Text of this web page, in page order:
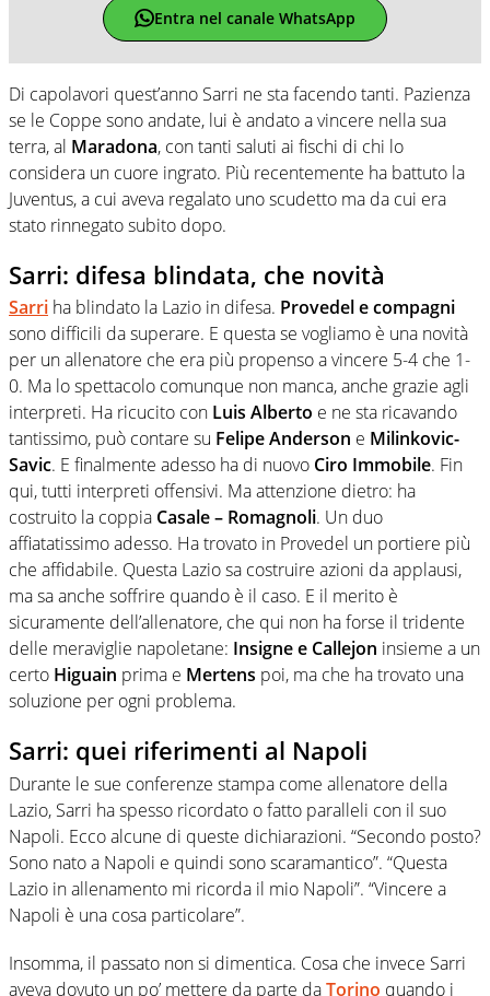
Entra nel canale WhatsApp
Di capolavori quest’anno Sarri ne sta facendo tanti. Pazienza
se le Coppe sono andate, lui è andato a vincere nella sua
terra, al Maradona, con tanti saluti ai fischi di chi lo
considera un cuore ingrato. Più recentemente ha battuto la
Juventus, a cui aveva regalato uno scudetto ma da cui era
stato rinnegato subito dopo.
Sarri: difesa blindata, che novità
Sarri ha blindato la Lazio in difesa. Provedel e compagni
sono difficili da superare. E questa se vogliamo è una novità
per un allenatore che era più propenso a vincere 5-4 che 1-
0. Ma lo spettacolo comunque non manca, anche grazie agli
interpreti. Ha ricucito con Luis Alberto e ne sta ricavando
tantissimo, può contare su Felipe Anderson e Milinkovic-
Savic. E finalmente adesso ha di nuovo Ciro Immobile. Fin
qui, tutti interpreti offensivi. Ma attenzione dietro: ha
costruito la coppia Casale – Romagnoli. Un duo
affiatatissimo adesso. Ha trovato in Provedel un portiere più
che affidabile. Questa Lazio sa costruire azioni da applausi,
ma sa anche soffrire quando è il caso. E il merito è
sicuramente dell’allenatore, che qui non ha forse il tridente
delle meraviglie napoletane: Insigne e Callejon insieme a un
certo Higuain prima e Mertens poi, ma che ha trovato una
soluzione per ogni problema.
Sarri: quei riferimenti al Napoli
Durante le sue conferenze stampa come allenatore della
Lazio, Sarri ha spesso ricordato o fatto paralleli con il suo
Napoli. Ecco alcune di queste dichiarazioni. “Secondo posto?
Sono nato a Napoli e quindi sono scaramantico”. “Questa
Lazio in allenamento mi ricorda il mio Napoli”. “Vincere a
Napoli è una cosa particolare”.
Insomma, il passato non si dimentica. Cosa che invece Sarri
aveva dovuto un po’ mettere da parte daTorino quando i